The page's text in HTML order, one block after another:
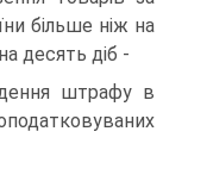
більше ніж на
десять діб -
штрафу в